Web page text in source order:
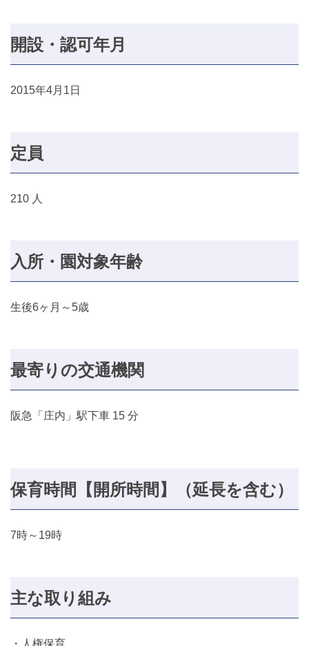
開設・認可年月
2015年4月1日
定員
210 人
入所・園対象年齢
生後6ヶ月～5歳
最寄りの交通機関
阪急「庄内」駅下車 15 分
保育時間【開所時間】（延長を含む）
7時～19時
主な取り組み
・人権保育